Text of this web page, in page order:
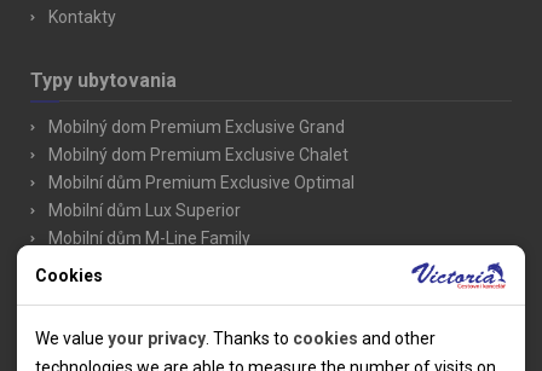
Kontakty
Typy ubytovania
Mobilný dom Premium Exclusive Grand
Mobilný dom Premium Exclusive Chalet
Mobilní dům Premium Exclusive Optimal
Mobilní dům Lux Superior
Mobilní dům M-Line Family
Mobilní dům M-Line
Mobilný dom Lux Grand
Cookies
We value your privacy . Thanks to cookies and other
Technical cookies help the websites to work properly by